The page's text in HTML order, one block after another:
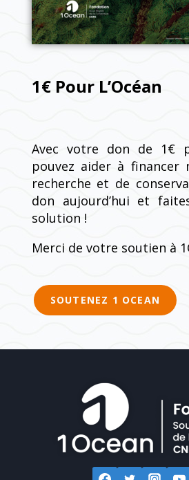
1€ Pour L’Océan
Avec votre don de 1€
pouvez aider à financer
recherche et de
don aujourd’hui et
solution !
Merci de votre soutien à
SOUTENEZ 1 OCEAN